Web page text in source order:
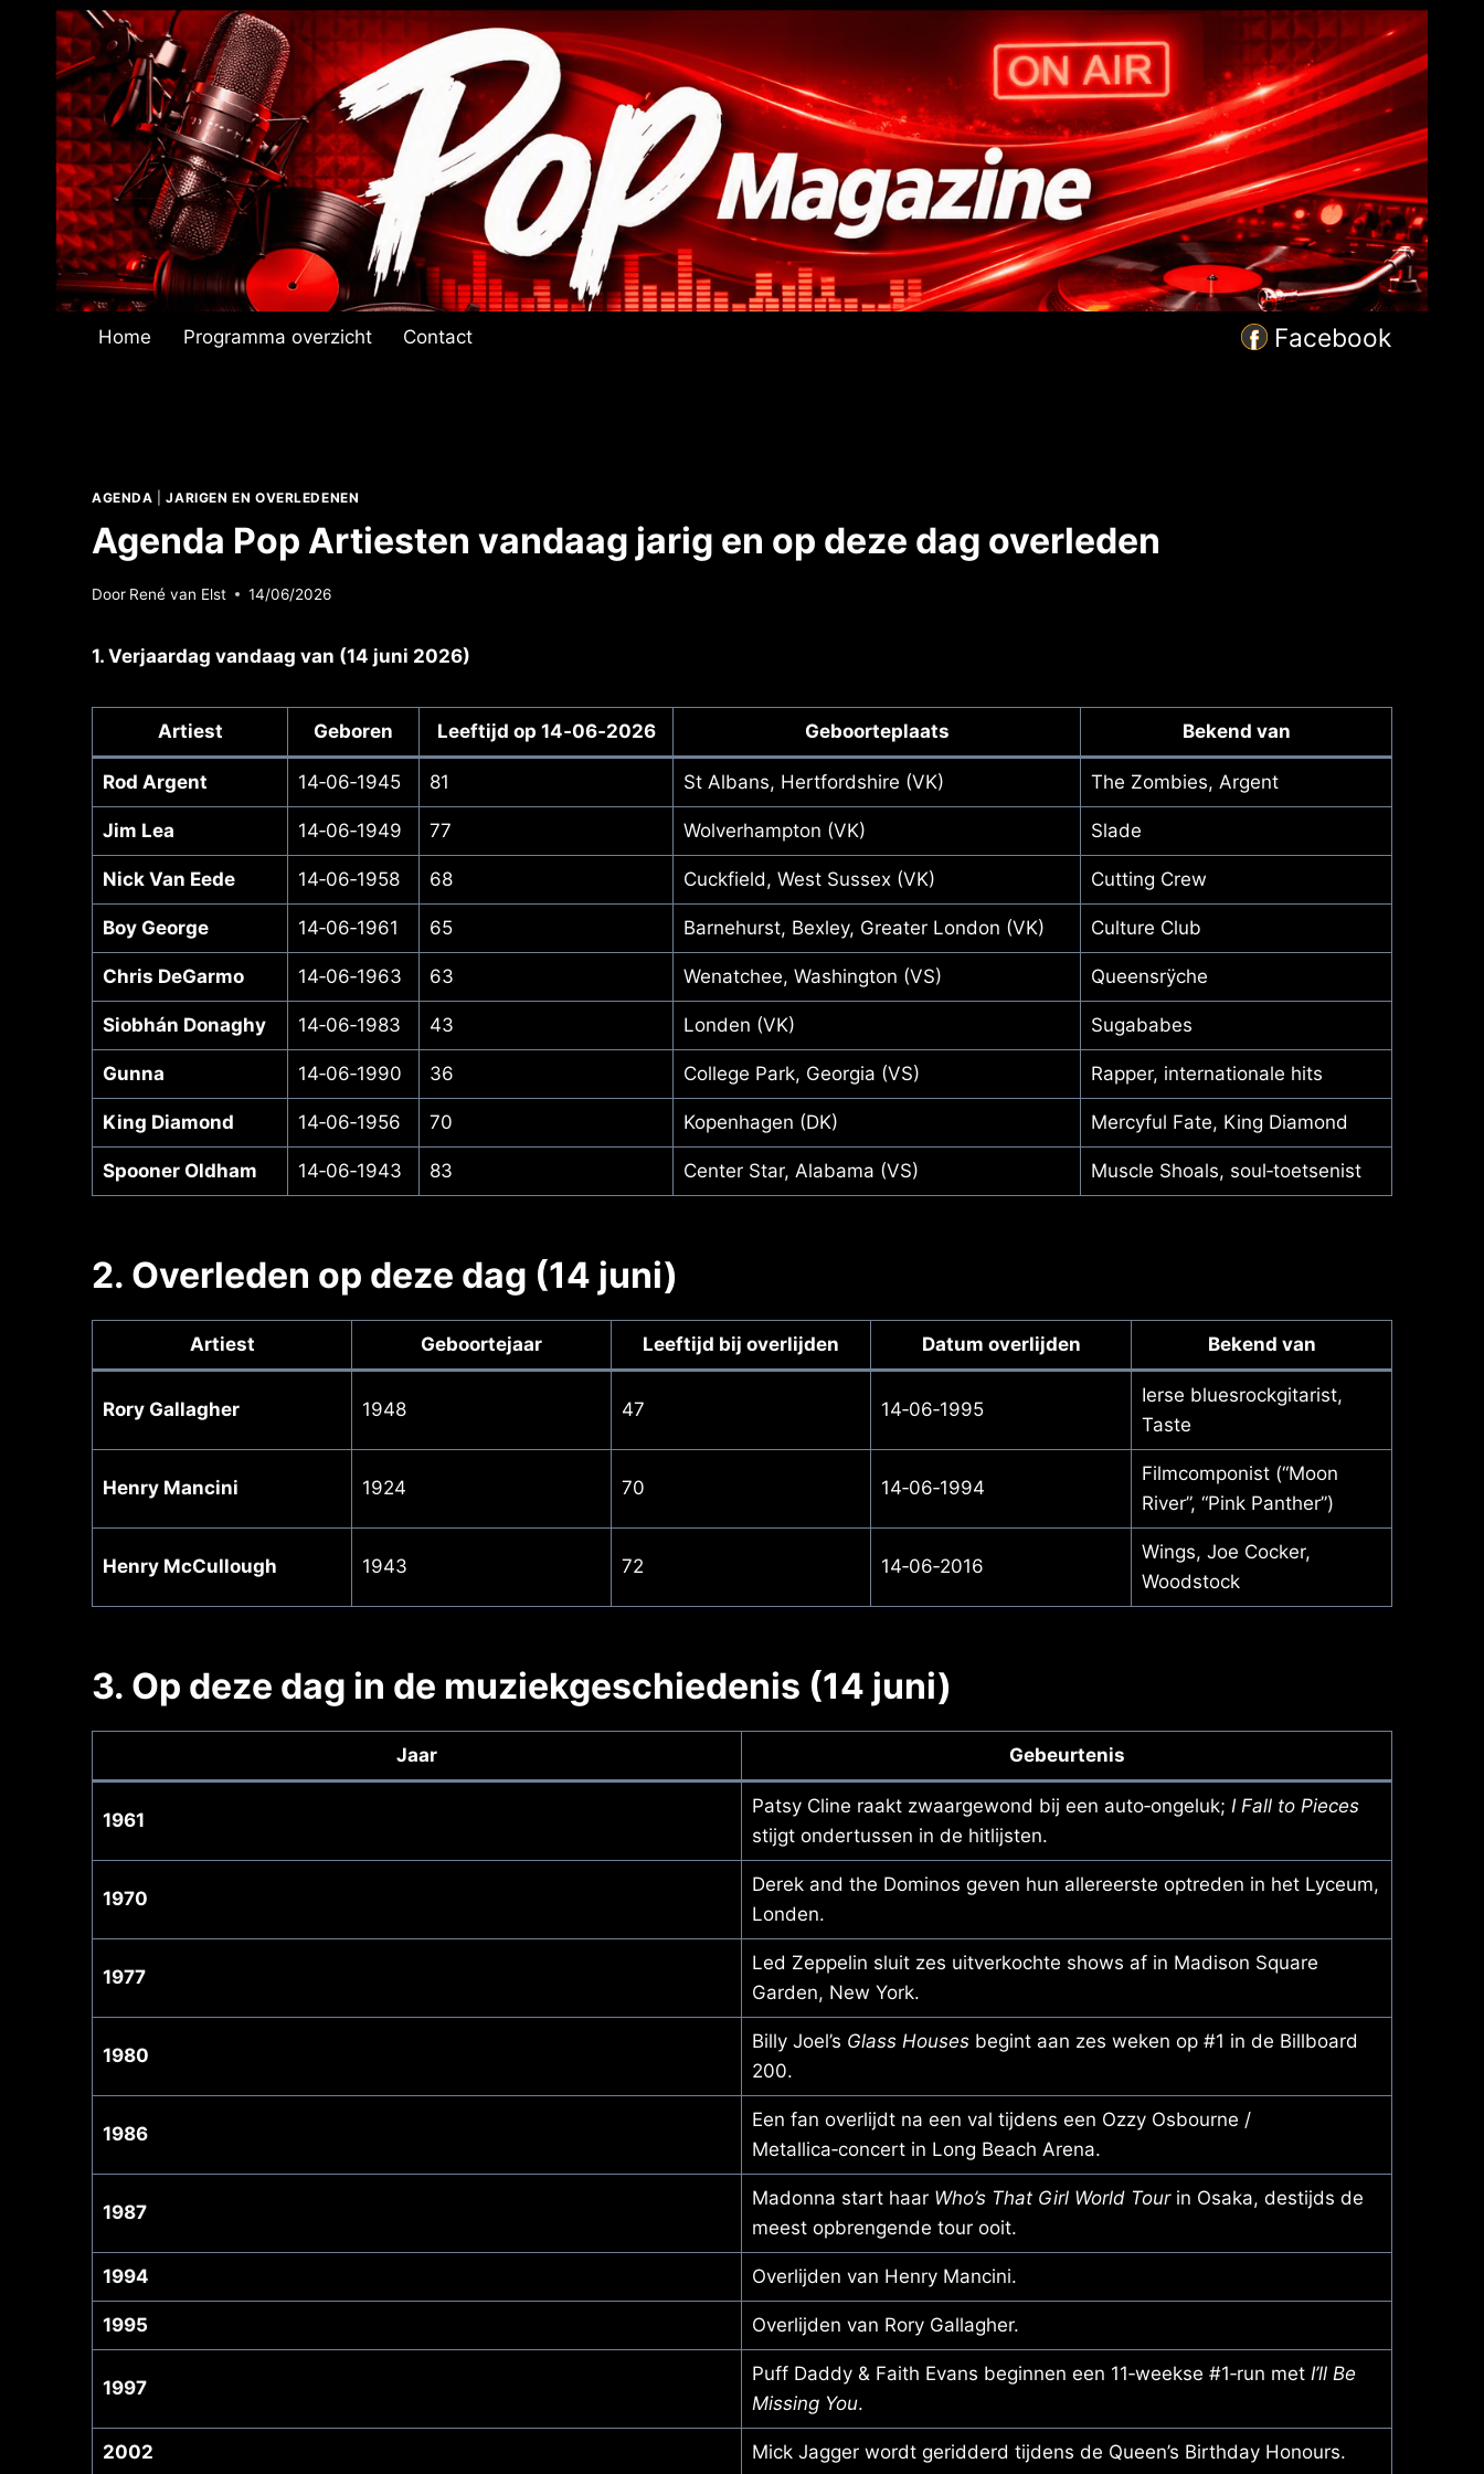
Doorgaan
inhoud
Home Programma overzicht Contact Facebook
AGENDA |JARIGEN EN OVERLEDENEN
Agenda Pop Artiesten vandaag jarig en op deze dag overleden
Door René van Elst 14/06/2026
1. Verjaardag vandaag van (14 juni 2026)
Artiest Geboren Leeftijd op 14‑06‑2026 Geboorteplaats Bekend van
Rod Argent 14‑06‑1945 81 St Albans, Hertfordshire (VK) The Zombies, Argent
Jim Lea 14‑06‑1949 77 Wolverhampton (VK) Slade
Nick Van Eede 14‑06‑1958 68 Cuckfield, West Sussex (VK) Cutting Crew
Boy George 14‑06‑1961 65 Barnehurst, Bexley, Greater London (VK) Culture Club
Chris DeGarmo 14‑06‑1963 63 Wenatchee, Washington (VS) Queensrÿche
Siobhán Donaghy 14‑06‑1983 43 Londen (VK) Sugababes
Gunna 14‑06‑1990 36 College Park, Georgia (VS) Rapper, internationale hits
King Diamond 14‑06‑1956 70 Kopenhagen (DK) Mercyful Fate, King Diamond
Spooner Oldham 14‑06‑1943 83 Center Star, Alabama (VS) Muscle Shoals, soul‑toetsenist
2. Overleden op deze dag (14 juni)
Artiest Geboortejaar Leeftijd bij overlijden Datum overlijden Bekend van
Rory Gallagher 1948 47 14‑06‑1995
Ierse bluesrockgitarist,
Taste
Henry Mancini 1924 70 14‑06‑1994
Filmcomponist (“Moon
River”, “Pink Panther”)
Henry McCullough 1943 72 14‑06‑2016
Wings, Joe Cocker,
Woodstock
3. Op deze dag in de muziekgeschiedenis (14 juni)
Jaar Gebeurtenis
1961
Patsy Cline raakt zwaargewond bij een auto‑ongeluk; I Fall to Pieces
stijgt ondertussen in de hitlijsten.
1970
Derek and the Dominos geven hun allereerste optreden in het Lyceum,
Londen.
1977
Led Zeppelin sluit zes uitverkochte shows af in Madison Square
Garden, New York.
1980
Billy Joel’s Glass Housesbegint aan zes weken op #1 in de Billboard
200.
1986
Een fan overlijdt na een val tijdens een Ozzy Osbourne /
Metallica‑concert in Long Beach Arena.
1987
Madonna start haar Who’s That Girl World Tourin Osaka, destijds de
meest opbrengende tour ooit.
1994 Overlijden van Henry Mancini.
1995 Overlijden van Rory Gallagher.
1997
Puff Daddy & Faith Evans beginnen een 11‑weekse #1‑run met I’ll Be
Missing You.
2002 Mick Jagger wordt geridderd tijdens de Queen’s Birthday Honours.